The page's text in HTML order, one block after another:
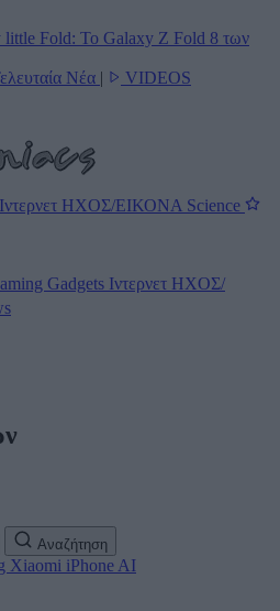
little Fold: Το Galaxy Z Fold 8 των
Νέα | VIDEOS
Ιντερνετ ΗΧΟΣ/ΕΙΚΟΝΑ Science
Gadgets Ιντερνετ ΗΧΟΣ/
Αναζήτηση
Xiaomi iPhone AI